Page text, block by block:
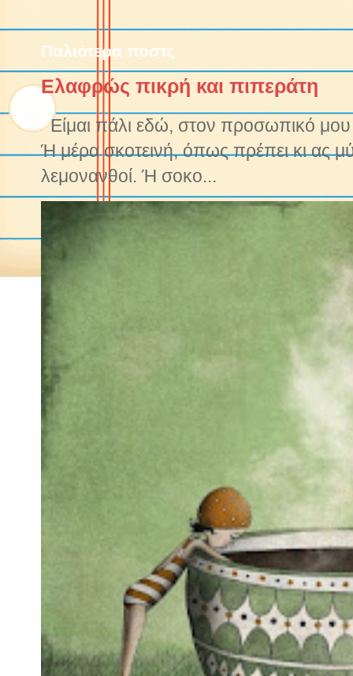
Παλιότερα ποστς
Ελαφρώς πικρή και πιπεράτη
Είμαι πάλι εδώ, στον προσωπικό μου
Ή μέρα σκοτεινή, όπως πρέπει κι ας
λεμονανθοί. Ή σοκο...